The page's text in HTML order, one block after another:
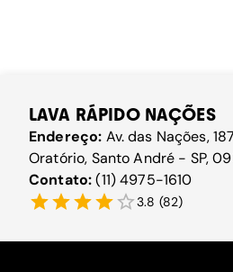
LAVA RÁPIDO NAÇÕES
Endereço: Av. das Nações,
Oratório, Santo André - SP,
Contato:(11) 4975-1610
3.8 (82)